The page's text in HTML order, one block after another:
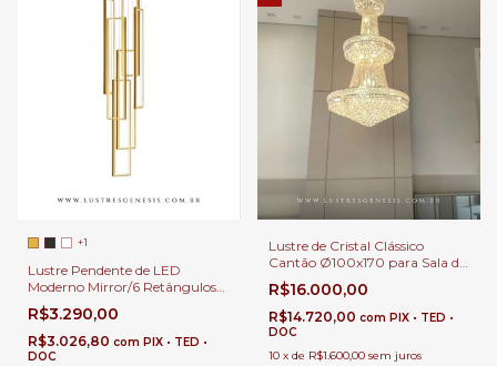
+1
Lustre Pendente de LED
Moderno Mirror/6 Retângulos
60x25cm Para Casas Pé Direito
Duplo e Alto
R$3.290,00
R$3.026,80 com PIX • TED •
DOC
Lustre de Cristal Clássico
Cantão Ø100x170 para Sala de
Jantar, Sala de Estar, Escadas,
Pé Direito Duplo e Alto.
R$16.000,00
R$14.720,00 com PIX • TED •
DOC
10 x de R$1.600,00 sem juros